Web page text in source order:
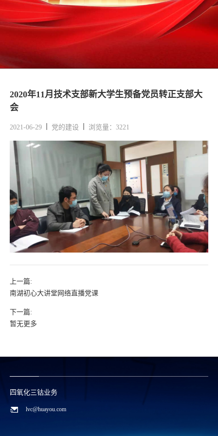
2020年11月技术支部新大学生预备党员转正支部大
会
2021-06-29 党的建设 浏览量：3221
上一篇:
南湖初心大讲堂网络直播党课
下一篇:
暂无更多
四氧化三钴业务
lvc@huayou.com